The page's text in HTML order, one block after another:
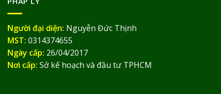
Người đại diện: Nguyễn Đức Thịnh
MST: 0314374655
Ngày cấp: 26/04/2017
Nơi cấp: Sở kế hoạch và đầu tư TPHCM